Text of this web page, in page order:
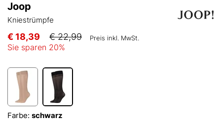
Joop
Kniestrümpfe
€ 18,39 € 22,99 Preis inkl. MwSt.
Sie sparen 20%
Farbe: schwarz